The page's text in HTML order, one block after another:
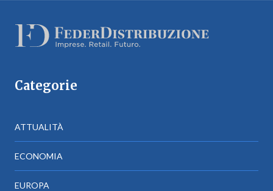
Categorie
ATTUALITÀ
ECONOMIA
EUROPA